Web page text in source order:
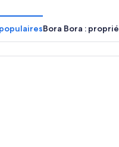
Bora Bora :
Resort & Spa